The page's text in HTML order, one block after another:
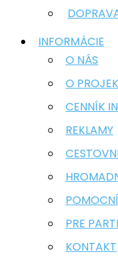
INFORMÁCIE
O NÁS
O
CENNÍK
REKLAMY
PRE
KONTAKT